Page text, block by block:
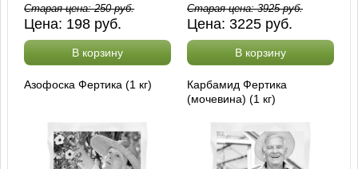
Старая цена:250руб.
Цена: 198 руб.
В корзину
Старая цена:3925руб.
Цена: 3225 руб.
В корзину
Азофоска Фертика (1 кг)
Карбамид Фертика
(мочевина) (1 кг)